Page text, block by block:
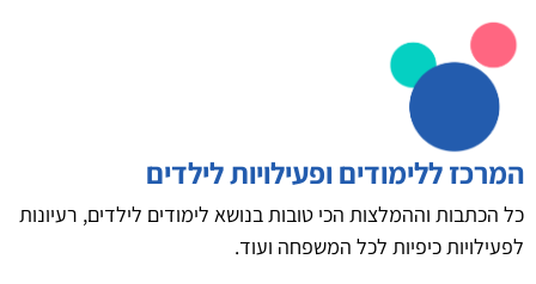
המרכז ללימודים ופעילויות לילדים
כל הכתבות וההמלצות הכי טובות בנושא לימודים לילדים, רעיונות
לפעילויות כיפיות לכל המשפחה ועוד.